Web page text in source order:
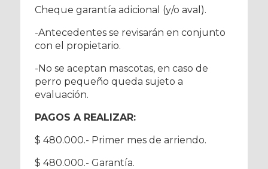
Cheque garantía adicional (y/o aval).
-Antecedentes se revisarán en conjunto
con el propietario.
-No se aceptan mascotas, en caso de
perro pequeño queda sujeto a
evaluación.
PAGOS A REALIZAR:
$ 480.000.- Primer mes de arriendo.
$ 480.000.- Garantía.